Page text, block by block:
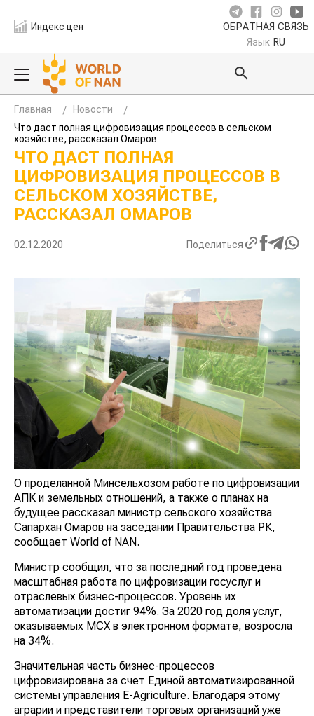
Индекс цен ОБРАТНАЯ СВЯЗЬ
Язык RU
Главная
Новости
Что даст полная цифровизация процессов в сельском
хозяйстве, рассказал Омаров
ЧТО ДАСТ ПОЛНАЯ
ЦИФРОВИЗАЦИЯ ПРОЦЕССОВ В
СЕЛЬСКОМ ХОЗЯЙСТВЕ,
РАССКАЗАЛ ОМАРОВ
02.12.2020 Поделиться
О проделанной Минсельхозом работе по цифровизации
АПК и земельных отношений, а также о планах на
будущее рассказал министр сельского хозяйства
Сапархан Омаров на заседании Правительства РК,
сообщает World of NAN.
Министр сообщил, что за последний год проведена
масштабная работа по цифровизации госуслуг и
отраслевых бизнес-процессов. Уровень их
автоматизации достиг 94%. За 2020 год доля услуг,
оказываемых МСХ в электронном формате, возросла
на 34%.
Значительная часть бизнес-процессов
цифровизирована за счет Единой автоматизированной
системы управления E-Agriculture. Благодаря этому
аграрии и представители торговых организаций уже